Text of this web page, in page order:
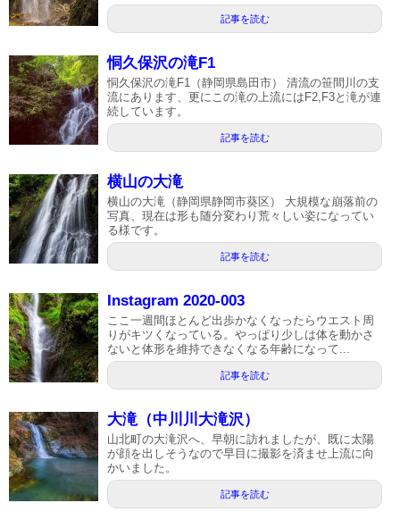
記事を読む
恫久保沢の滝F1
恫久保沢の滝F1（静岡県島田市） 清流の笹間川の支
流にあります、更にこの滝の上流にはF2,F3と滝が連
続しています。
記事を読む
横山の大滝
横山の大滝（静岡県静岡市葵区） 大規模な崩落前の
写真、現在は形も随分変わり荒々しい姿になってい
る様です。
記事を読む
Instagram 2020-003
ここ一週間ほとんど出歩かなくなったらウエスト周
りがキツくなっている。やっぱり少しは体を動かさ
ないと体形を維持できなくなる年齢になって...
記事を読む
大滝（中川川大滝沢）
山北町の大滝沢へ、早朝に訪れましたが、既に太陽
が顔を出しそうなので早目に撮影を済ませ上流に向
かいました。
記事を読む